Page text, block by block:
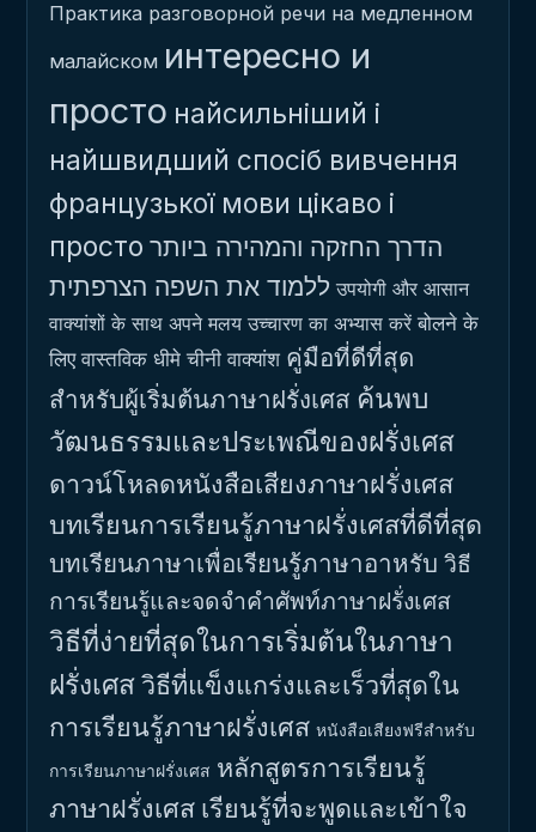
Практика разговорной речи на медленном
малайском интересно и
просто найсильніший і
найшвидший спосіб вивчення
французької мови цікаво і
просто הדרך החזקה והמהירה ביותר
ללמוד את השפה הצרפתית उपयोगी और आसान
वाक्यांशों के साथ अपने मलय उच्चारण का अभ्यास करें बोलने के
लिए वास्तविक धीमे चीनी वाक्यांश คู่มือที่ดีที่สุด
สำหรับผู้เริ่มต้นภาษาฝรั่งเศส ค้นพบ
วัฒนธรรมและประเพณีของฝรั่งเศส
ดาวน์โหลดหนังสือเสียงภาษาฝรั่งเศส
บทเรียนการเรียนรู้ภาษาฝรั่งเศสที่ดีที่สุด
บทเรียนภาษาเพื่อเรียนรู้ภาษาอาหรับ วิธี
การเรียนรู้และจดจำคำศัพท์ภาษาฝรั่งเศส
วิธีที่ง่ายที่สุดในการเริ่มต้นในภาษา
ฝรั่งเศสวิธีที่แข็งแกร่งและเร็วที่สุดใน
การเรียนรู้ภาษาฝรั่งเศส หนังสือเสียงฟรีสำหรับ
การเรียนภาษาฝรั่งเศส หลักสูตรการเรียนรู้
ภาษาฝรั่งเศส เรียนรู้ที่จะพูดและเข้าใจ